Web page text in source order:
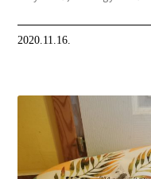
2020.11.16.